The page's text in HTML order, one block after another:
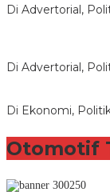
Di Advertorial,
Di Advertorial,
Di Ekonomi,
Otomotif